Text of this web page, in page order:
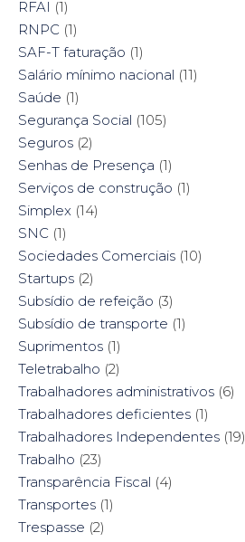
RFAI (1)
RNPC (1)
SAF-T faturação (1)
Salário mínimo nacional (11)
Saúde (1)
Segurança Social (105)
Seguros (2)
Senhas de Presença (1)
Serviços de construção (1)
Simplex (14)
SNC (1)
Sociedades Comerciais (10)
Startups (2)
Subsídio de refeição (3)
Subsídio de transporte (1)
Suprimentos (1)
Teletrabalho (2)
Trabalhadores administrativos (6)
Trabalhadores deficientes (1)
Trabalhadores Independentes (19)
Trabalho (23)
Transparência Fiscal (4)
Transportes (1)
Trespasse (2)